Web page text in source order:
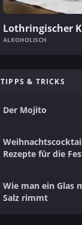
Lothringischer
ALKOHOLISCH
TIPPS & TRICKS
Der Mojito
Rezepte für die
Wie man ein Glas
Salz rimmt